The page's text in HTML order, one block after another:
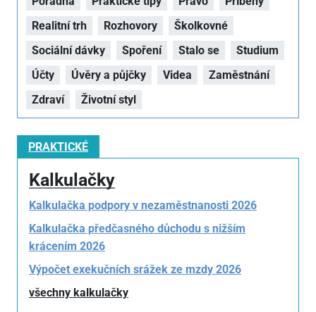
Realitní trh
Rozhovory
Školkovné
Sociální dávky
Spoření Stalo se
Studium
Účty
Úvěry a půjčky Videa
Zaměstnání
Zdraví
Životní styl
PRAKTICKÉ
Kalkulačky
Kalkulačka podpory v nezaměstnanosti 2026
Kalkulačka předčasného důchodu s nižším
krácením 2026
Výpočet exekučních srážek ze mzdy 2026
všechny kalkulačky